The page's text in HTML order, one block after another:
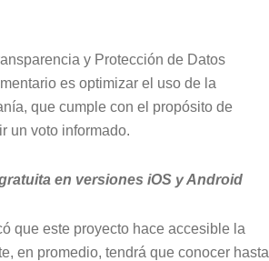
y Protección de Datos
es optimizar el uso de la
que cumple con el propósito de
un voto informado.
en versiones iOS y Android
que este proyecto hace accesible la
en promedio, tendrá que conocer hasta